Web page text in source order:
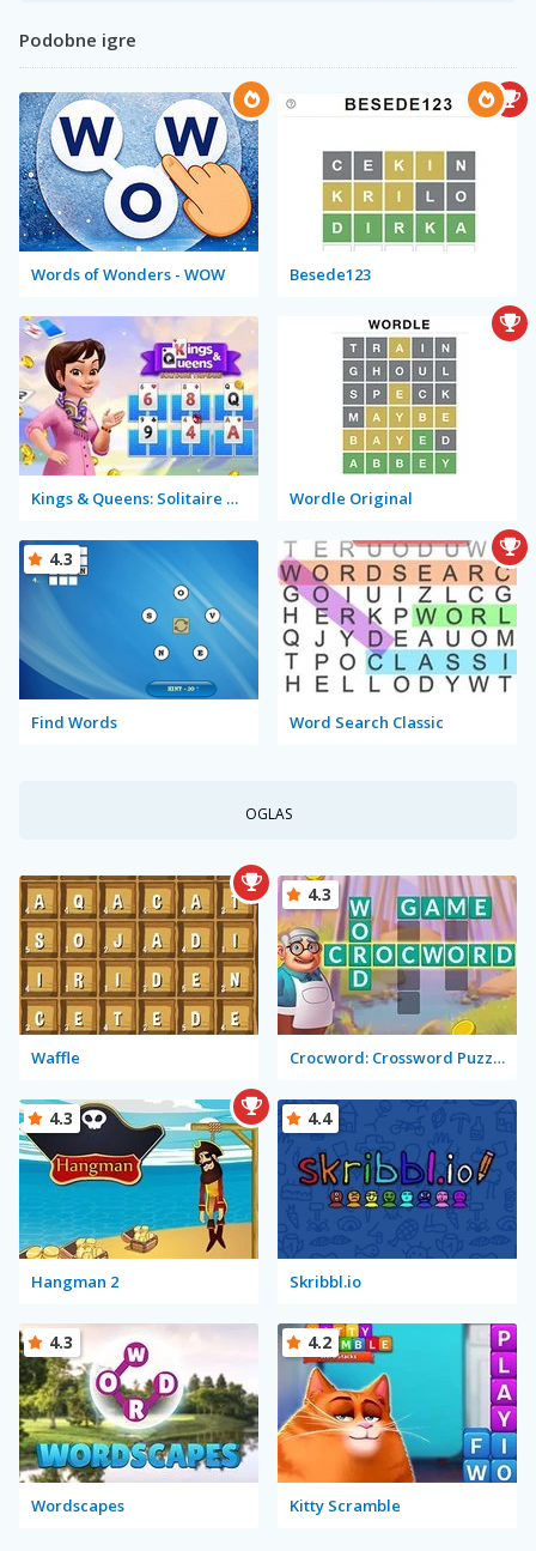
Podobne igre
Words of Wonders - WOW Besede123
Kings & Queens: Solitaire Tripeaks Wordle Original
Find Words
4.3
Word Search Classic
OGLAS
Waffle Crocword: Crossword Puzzle Game
4.3
Hangman 2
4.3
Skribbl.io
4.4
Wordscapes
4.3
Kitty Scramble
4.2